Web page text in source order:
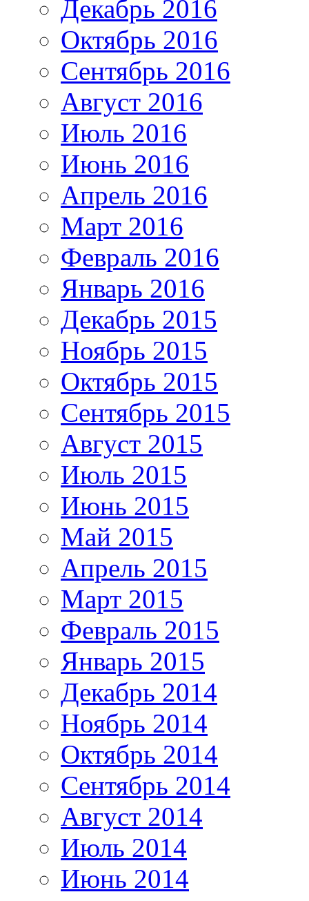
Декабрь 2016
Октябрь 2016
Сентябрь 2016
Август 2016
Июль 2016
Июнь 2016
Апрель 2016
Март 2016
Февраль 2016
Январь 2016
Декабрь 2015
Ноябрь 2015
Октябрь 2015
Сентябрь 2015
Август 2015
Июль 2015
Июнь 2015
Май 2015
Апрель 2015
Март 2015
Февраль 2015
Январь 2015
Декабрь 2014
Ноябрь 2014
Октябрь 2014
Сентябрь 2014
Август 2014
Июль 2014
Июнь 2014